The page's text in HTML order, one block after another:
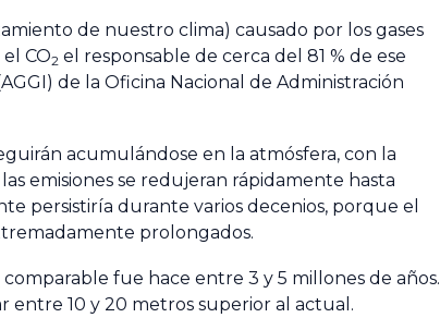
de nuestro clima) causado por los gases
CO2 el responsable de cerca del 81 % de ese
de la Oficina Nacional de Administración
acumulándose en la atmósfera, con la
emisiones se redujeran rápidamente hasta
persistiría durante varios decenios, porque el
prolongados.
comparable fue hace entre 3 y 5 millones de años.
entre 10 y 20 metros superior al actual.